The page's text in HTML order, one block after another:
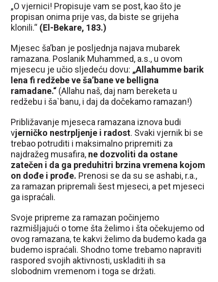
„O vjernici! Propisuje vam se post, kao što je
propisan onima prije vas, da biste se grijeha
klonili.“ (El-Bekare, 183.)
Mjesec ša’ban je posljednja najava mubarek
ramazana. Poslanik Muhammed, a.s., u ovom
mjesecu je učio sljedeću dovu: „Allahumme barik
lena fi redžebe ve ša’bane ve belligna
ramadane.“ (Allahu naš, daj nam bereketa u
redžebu i ša`banu, i daj da dočekamo ramazan!)
Približavanje mjeseca ramazana iznova budi
vjerničko nestrpljenje i radost. Svaki vjernik bi se
trebao potruditi i maksimalno pripremiti za
najdražeg musafira, ne dozvoliti da ostane
zatečen i da ga preduhitri brzina vremena kojom
on dođe i prođe. Prenosi se da su se ashabi, r.a.,
za ramazan pripremali šest mjeseci, a pet mjeseci
ga ispraćali.
Svoje pripreme za ramazan počinjemo
razmišljajući o tome šta želimo i šta očekujemo od
ovog ramazana, te kakvi želimo da budemo kada ga
budemo ispraćali. Shodno tome trebamo napraviti
raspored svojih aktivnosti, uskladiti ih sa
slobodnim vremenom i toga se držati.